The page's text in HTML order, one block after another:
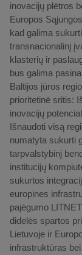
inovacijų plėtros
Europos
kad galima
transnacionalinį
klasterių ir
bus galima
Baltijos jūros
prioritetinė sritis:
inovacijų
Išnaudoti visą
numatyta sukurti
tarpvalstybinį
institucijų
sukurtos
europines
pajėgumo
didelės spartos
Lietuvoje ir
infrastruktūras